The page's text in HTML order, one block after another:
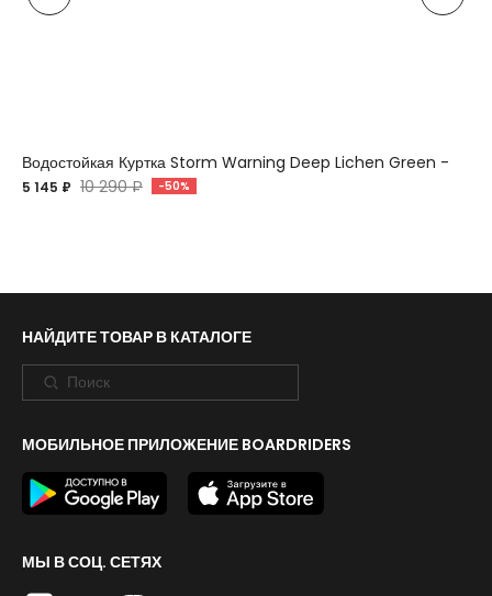
Водостойкая Куртка Storm Warning Deep Lichen Green -
5 145 ₽ 10 290 ₽ -50%
НАЙДИТЕ ТОВАР В КАТАЛОГЕ
МОБИЛЬНОЕ ПРИЛОЖЕНИЕ BOARDRIDERS
МЫ В СОЦ. СЕТЯХ